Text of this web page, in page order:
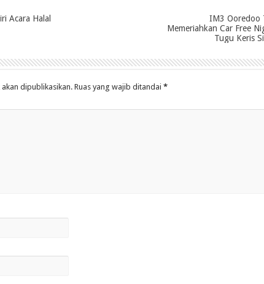
Acara Halal
IM3 Ooredoo
Memeriahkan Car Free
Tugu Keris
dipublikasikan. Ruas yang wajib ditandai *